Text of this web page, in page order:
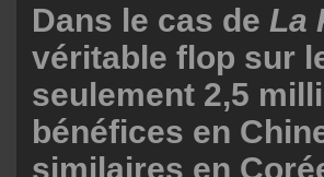
Dans le cas de La
véritable flop sur
seulement 2,5
bénéfices en
similaires en